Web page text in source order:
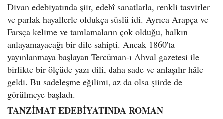
Divan edebiyatında şiir, edebî sanatlarla, renkli tasvirler
ve parlak hayallerle oldukça süslü idi. Ayrıca Arapça ve
Farsça kelime ve tamlamaların çok olduğu, halkın
anlayamayacağı bir dile sahipti. Ancak 1860'ta
yayınlanmaya başlayan Tercüman-ı Ahval gazetesi ile
birlikte bir ölçüde yazı dili, daha sade ve anlaşılır hâle
geldi. Bu sadeleşme eğilimi, az da olsa şiirde de
görülmeye başladı.
TANZİMAT EDEBİYATINDA ROMAN